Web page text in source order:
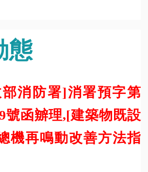
態
消防署]消署預字第
號函辧理,[建築物既設
機再鳴動改善方法指